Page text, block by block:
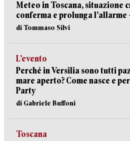
Meteo in Toscana, situazione
conferma e prolunga
di Tommaso Silvi
L’evento
Perché in Versilia sono tutti
mare aperto? Come nasce e
Party
di Gabriele Buffoni
Toscana